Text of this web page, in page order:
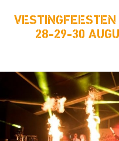
28-29-30